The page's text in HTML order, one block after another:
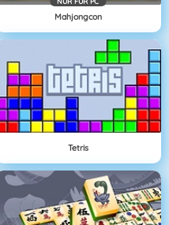
Mahjongcon
Tetris